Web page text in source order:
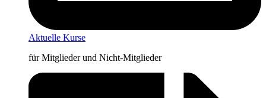
Aktuelle Kurse
für Mitglieder und Nicht-Mitglieder